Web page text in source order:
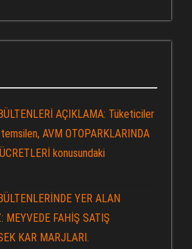
AÇIKLAMA: Tüketiciler
AVM OTOPARKLARINDA
konusundaki
YER ALAN
FAHİŞ SATIŞ
KAR MARJLARI.